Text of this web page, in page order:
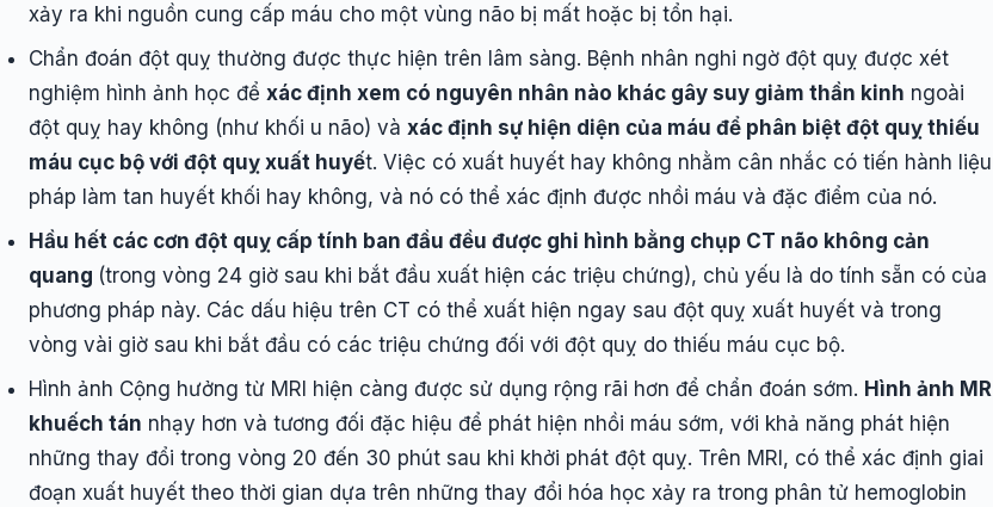
xảy ra khi nguồn cung cấp máu cho một vùng não bị mất hoặc bị tổn hại.
Chẩn đoán đột quỵ thường được thực hiện trên lâm sàng. Bệnh nhân nghi ngờ đột quỵ được xét
nghiệm hình ảnh học để xác định xem có nguyên nhân nào khác gây suy giảm thần kinh ngoài
đột quỵ hay không (như khối u não) và xác định sự hiện diện của máu để phân biệt đột quỵ thiếu
máu cục bộ với đột quỵ xuất huyết. Việc có xuất huyết hay không nhằm cân nhắc có tiến hành liệu
pháp làm tan huyết khối hay không, và nó có thể xác định được nhồi máu và đặc điểm của nó.
Hầu hết các cơn đột quỵ cấp tính ban đầu đều được ghi hình bằng chụp CT não không cản
quang (trong vòng 24 giờ sau khi bắt đầu xuất hiện các triệu chứng), chủ yếu là do tính sẵn có của
phương pháp này. Các dấu hiệu trên CT có thể xuất hiện ngay sau đột quỵ xuất huyết và trong
vòng vài giờ sau khi bắt đầu có các triệu chứng đối với đột quỵ do thiếu máu cục bộ.
Hình ảnh Cộng hưởng từ MRI hiện càng được sử dụng rộng rãi hơn để chẩn đoán sớm. Hình ảnh MR
khuếch tán nhạy hơn và tương đối đặc hiệu để phát hiện nhồi máu sớm, với khả năng phát hiện
những thay đổi trong vòng 20 đến 30 phút sau khi khởi phát đột quỵ. Trên MRI, có thể xác định giai
đoạn xuất huyết theo thời gian dựa trên những thay đổi hóa học xảy ra trong phân tử hemoglobin